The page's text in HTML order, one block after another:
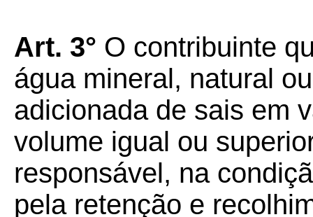
Art. 3° O contribuinte
água mineral, natural
adicionada de sais em
volume igual ou
responsável, na
pela retenção e